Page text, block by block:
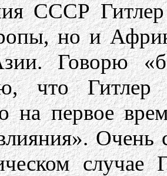
СССР
но и
Говорю
что
на первое
Очень